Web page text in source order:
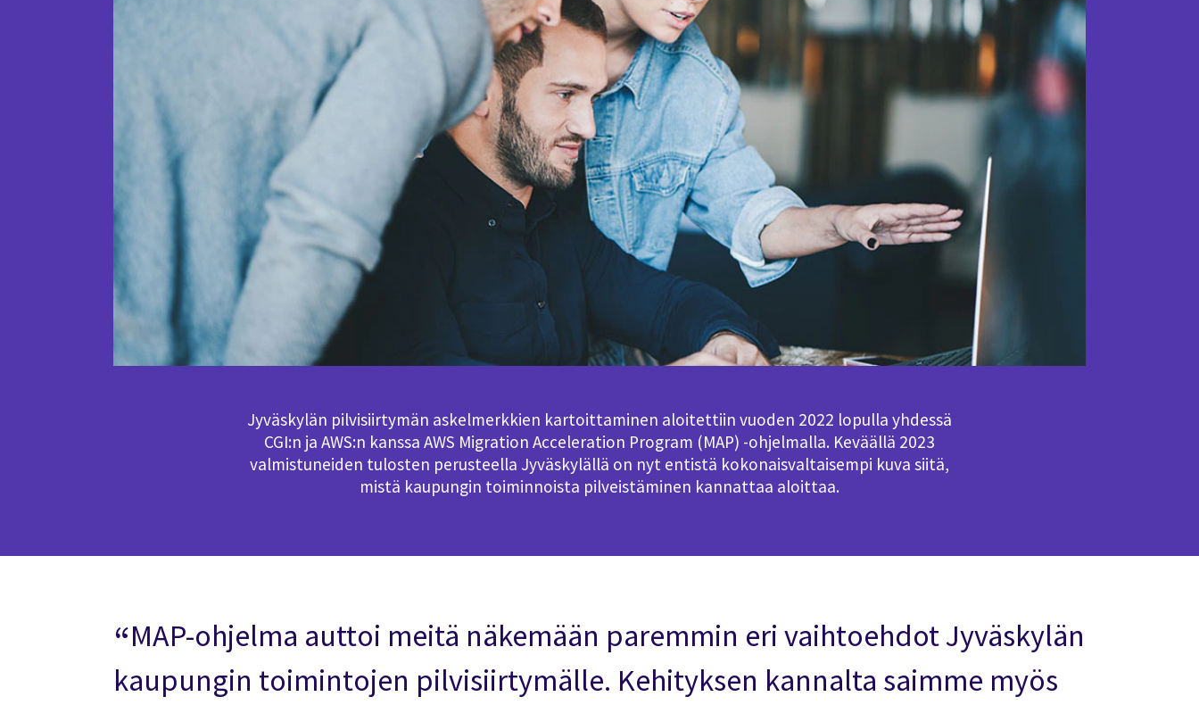
Jyväskylän pilvisiirtymän askelmerkkien kartoittaminen aloitettiin vuoden 2022 lopulla yhdessä
CGI:n ja AWS:n kanssa AWS Migration Acceleration Program (MAP) -ohjelmalla. Keväällä 2023
valmistuneiden tulosten perusteella Jyväskylällä on nyt entistä kokonaisvaltaisempi kuva siitä,
mistä kaupungin toiminnoista pilveistäminen kannattaa aloittaa.
MAP-ohjelma auttoi meitä näkemään paremmin eri vaihtoehdot Jyväskylän
kaupungin toimintojen pilvisiirtymälle. Kehityksen kannalta saimme myös